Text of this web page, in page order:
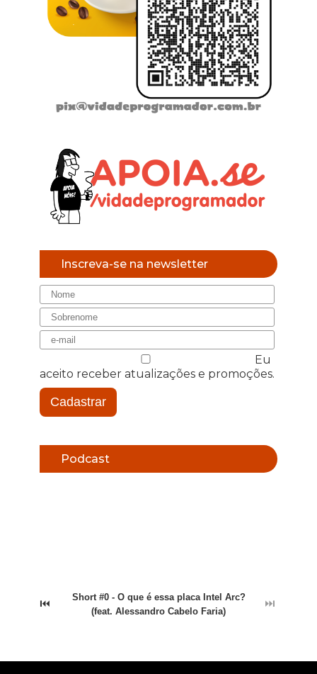
Inscreva-se na newsletter
Eu
aceito receber atualizações e promoções.
Cadastrar
Podcast
⏮
Short #0 - O que é essa placa Intel Arc?
(feat. Alessandro Cabelo Faria)
⏭